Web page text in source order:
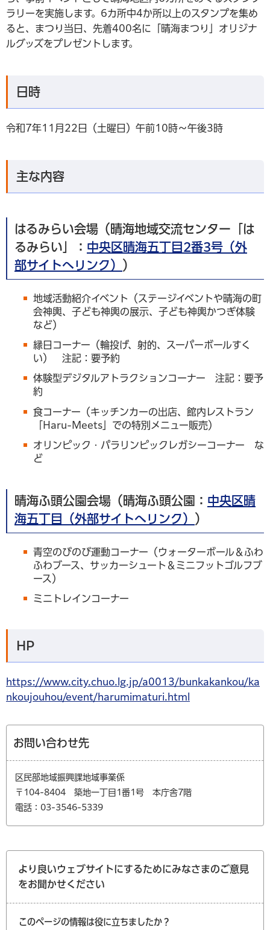
ラリーを実施します。6カ所中4か所以上のスタンプを集め
ると、まつり当日、先着400名に「晴海まつり」オリジナ
ルグッズをプレゼントします。
日時
令和7年11月22日（土曜日）午前10時～午後3時
主な内容
はるみらい会場（晴海地域交流センター「は
るみらい」： 中央区晴海五丁目2番3号（外
部サイトへリンク）
）
地域活動紹介イベント（ステージイベントや晴海の町
会神輿、子ども神輿の展示、子ども神輿かつぎ体験
など）
縁日コーナー（輪投げ、射的、スーパーボールすく
い） 注記：要予約
体験型デジタルアトラクションコーナー 注記：要予
約
食コーナー（キッチンカーの出店、館内レストラン
「Haru-Meets」での特別メニュー販売）
オリンピック・パラリンピックレガシーコーナー な
ど
晴海ふ頭公園会場（晴海ふ頭公園： 中央区晴
海五丁目（外部サイトへリンク） ）
青空のびのび運動コーナー（ウォーターボール＆ふわ
ふわブース、サッカーシュート＆ミニフットゴルフブ
ース）
ミニトレインコーナー
HP
https://www.city.chuo.lg.jp/a0013/bunkakankou/ka
nkoujouhou/event/harumimaturi.html
お問い合わせ先
区民部地域振興課地域事業係
〒104-8404 築地一丁目1番1号 本庁舎7階
電話：03-3546-5339
より良いウェブサイトにするためにみなさまのご意見
をお聞かせください
このページの情報は役に立ちましたか？